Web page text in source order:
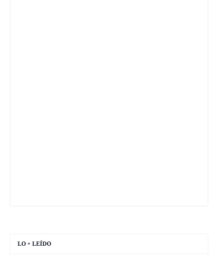
LO + LEÍDO